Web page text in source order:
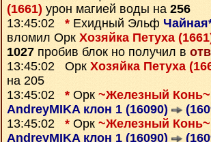
(1661) урон магией воды на 256
13:45:02 * Ехидный Эльф
вломил Орк Хозяйка Петуха
1027 пробив блок но получил в
13:45:02 Орк Хозяйка Петуха
на 205
13:45:02 * Орк ~Железный Конь~
AndreyMIKA клон 1 (16090)
13:45:02 * Орк ~Железный Конь~
AndreyMIKA клон 1 (16090)